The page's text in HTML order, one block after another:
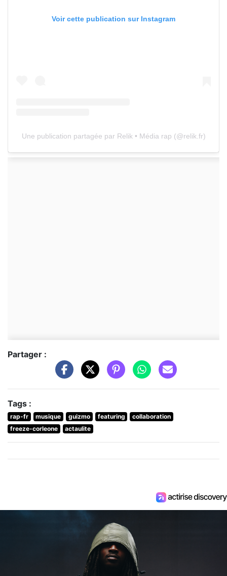
Voir cette publication sur Instagram
Une publication partagée par Relik • Média rap (@relik.fr)
Partager :
Tags :
rap-fr musique guizmo featuring
collaboration
freeze-corleone
actaulite